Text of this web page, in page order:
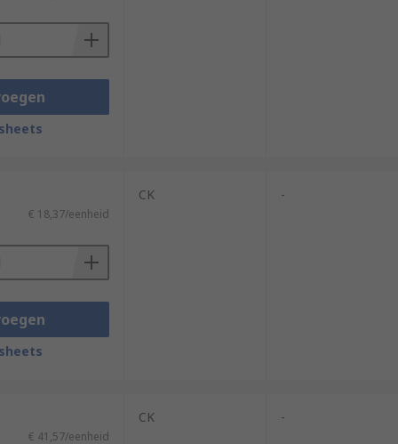
€ 18,37/eenheid
CK -
€ 41,57/eenheid
CK -